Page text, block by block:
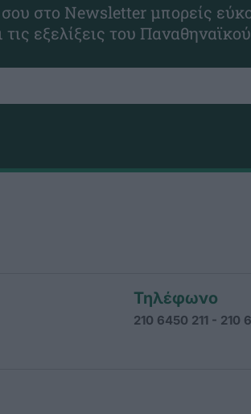
στο Newsletter μπορείς
τις εξελίξεις του
Τηλέφωνο
210 6450 211 - 210